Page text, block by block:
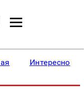
Интересное